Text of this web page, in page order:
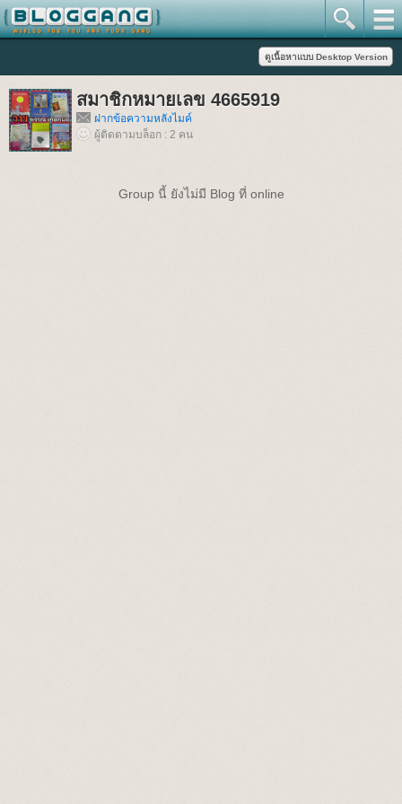
สมาชิกหมายเลข 4665919
ฝากข้อความหลังไมค์
ผู้ติดตามบล็อก : 2 คน
Group นี้ ยังไม่มี Blog ที่ online